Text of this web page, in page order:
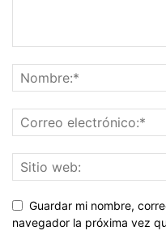
Guardar mi nombre,
navegador la próxima vez